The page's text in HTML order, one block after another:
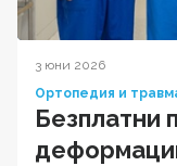
3 юни 2026
Ортопедия и
Безплатни